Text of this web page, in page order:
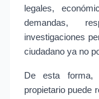
legales,
demandas,
investigaciones
ciudadano ya no
De esta forma,
propietario puede